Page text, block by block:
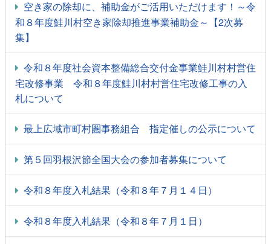
空き家の除却に、補助金がご活用いただけます！～令
和８年度鮭川村空き家除却推進事業補助金～【2次募
集】
令和８年度社会資本整備総合交付金事業鮭川村村営住
宅改修事業 令和８年度鮭川村村営住宅改修工事の入
札について
最上広域市町村圏事務組合 指定催しの公示について
第５回羽根沢節全国大会の参加者募集について
令和８年度入札結果（令和８年７月１４日）
令和８年度入札結果（令和８年７月１日）